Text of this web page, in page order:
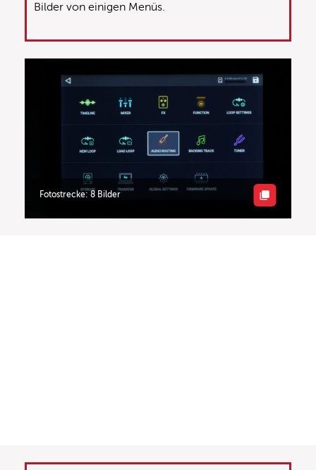
Bilder von einigen Menüs.
Fotostrecke: 8 Bilder